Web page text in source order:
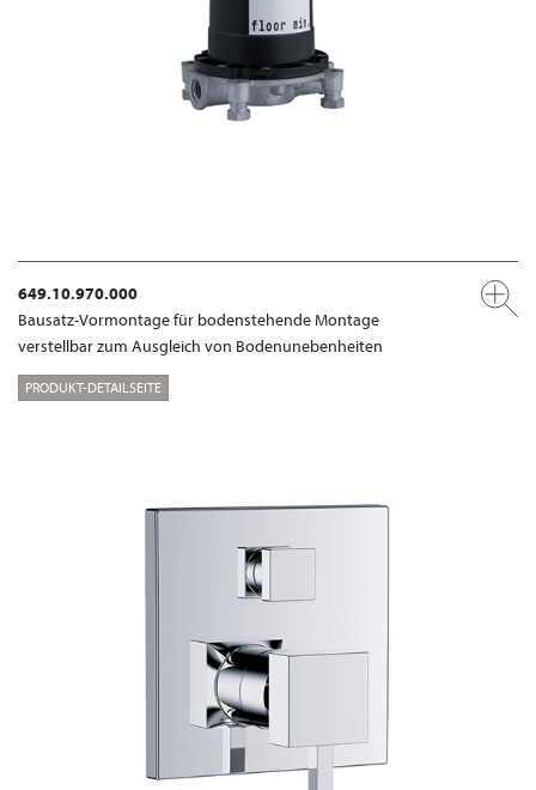
649.10.970.000
Bausatz-Vormontage für bodenstehende Montage
verstellbar zum Ausgleich von Bodenunebenheiten
PRODUKT-DETAILSEITE